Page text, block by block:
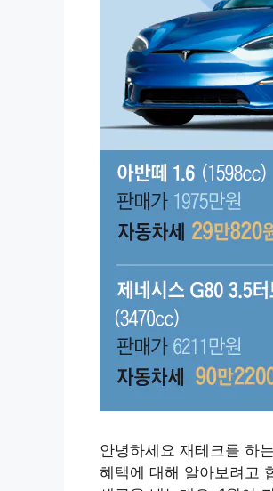
안녕하세요 재테크를 하
혜택에 대해 알아보려고